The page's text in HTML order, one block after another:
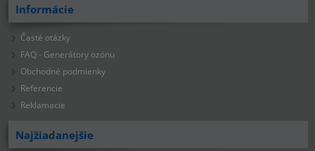
Informácie
Časté otázky
FAQ - Generátory ozónu
Obchodné podmienky
Referencie
Reklamacie
Najžiadanejšie